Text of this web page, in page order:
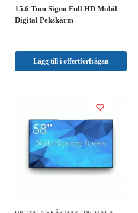
15.6 Tum Signo Full HD Mobil
Digital Pekskärm
Lägg till i offertförfrågan